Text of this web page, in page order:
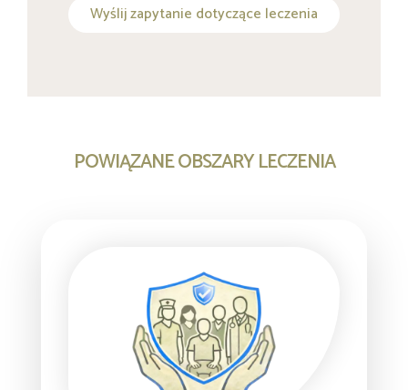
Wyślij zapytanie dotyczące leczenia
POWIĄZANE OBSZARY LECZENIA